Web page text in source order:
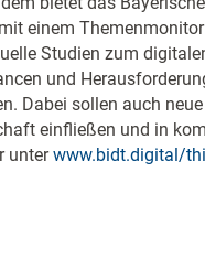
einem
Studien zum
und
Dabei sollen auch neue
einfließen und in
unterwww.bidt.digital/